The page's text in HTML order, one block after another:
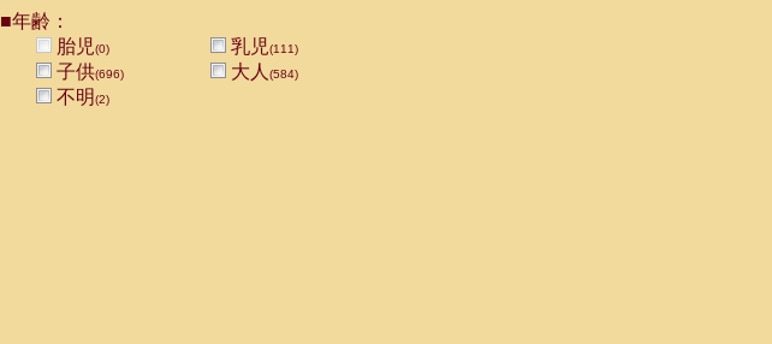
■年齢：
胎児(0) 乳児(111)
子供(696) 大人 (584)
不明(2)